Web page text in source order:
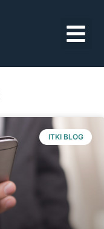
ITKI BLOG